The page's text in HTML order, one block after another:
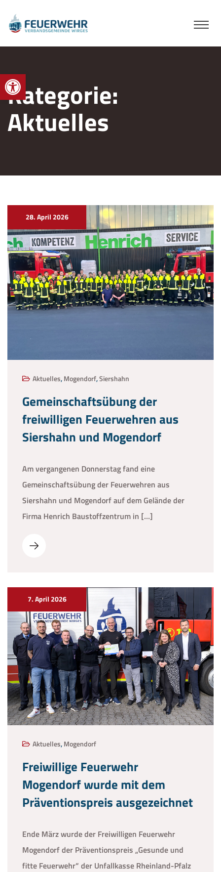
Werkzeugleiste öffnen
Kategorie:
Aktuelles
28. April 2026
Aktuelles,Mogendorf,Siershahn
Gemeinschaftsübung der
freiwilligen Feuerwehren aus
Siershahn und Mogendorf
Am vergangenen Donnerstag fand eine
Gemeinschaftsübung der Feuerwehren aus
Siershahn und Mogendorf auf dem Gelände der
Firma Henrich Baustoffzentrum in […]
7. April 2026
Aktuelles,Mogendorf
Freiwillige Feuerwehr
Mogendorf wurde mit dem
Präventionspreis ausgezeichnet
Ende März wurde der Freiwilligen Feuerwehr
Mogendorf der Präventionspreis „Gesunde und
fitte Feuerwehr“ der Unfallkasse Rheinland-Pfalz